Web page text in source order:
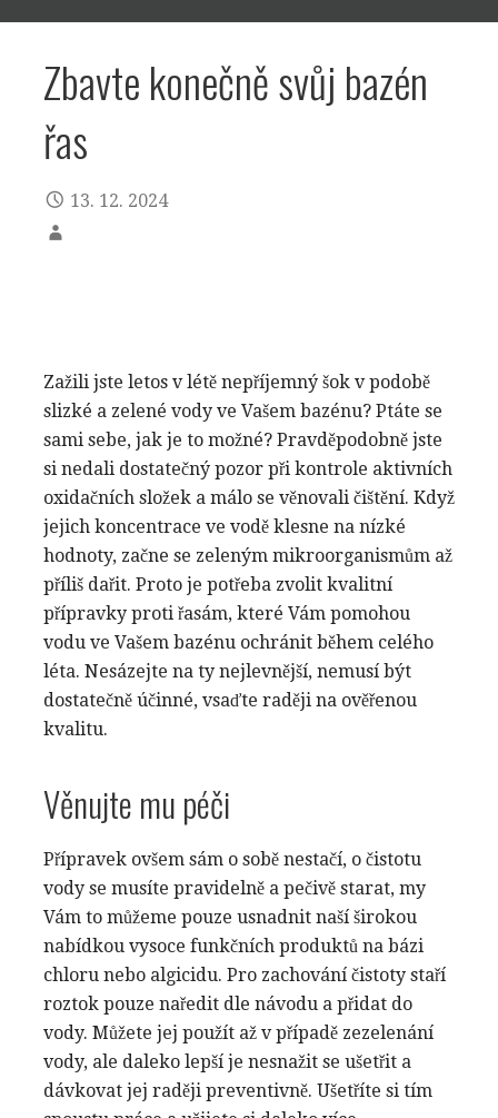
Zbavte konečně svůj bazén
řas
13. 12. 2024
Zažili jste letos v létě nepříjemný šok v podobě
slizké a zelené vody ve Vašem bazénu? Ptáte se
sami sebe, jak je to možné? Pravděpodobně jste
si nedali dostatečný pozor při kontrole aktivních
oxidačních složek a málo se věnovali čištění. Když
jejich koncentrace ve vodě klesne na nízké
hodnoty, začne se zeleným mikroorganismům až
příliš dařit. Proto je potřeba zvolit kvalitní
přípravky proti řasám, které Vám pomohou
vodu ve Vašem bazénu ochránit během celého
léta. Nesázejte na ty nejlevnější, nemusí být
dostatečně účinné, vsaďte raději na ověřenou
kvalitu.
Věnujte mu péči
Přípravek ovšem sám o sobě nestačí, o čistotu
vody se musíte pravidelně a pečivě starat, my
Vám to můžeme pouze usnadnit naší širokou
nabídkou vysoce funkčních produktů na bázi
chloru nebo algicidu. Pro zachování čistoty staří
roztok pouze naředit dle návodu a přidat do
vody. Můžete jej použít až v případě zezelenání
vody, ale daleko lepší je nesnažit se ušetřit a
dávkovat jej raději preventivně. Ušetříte si tím